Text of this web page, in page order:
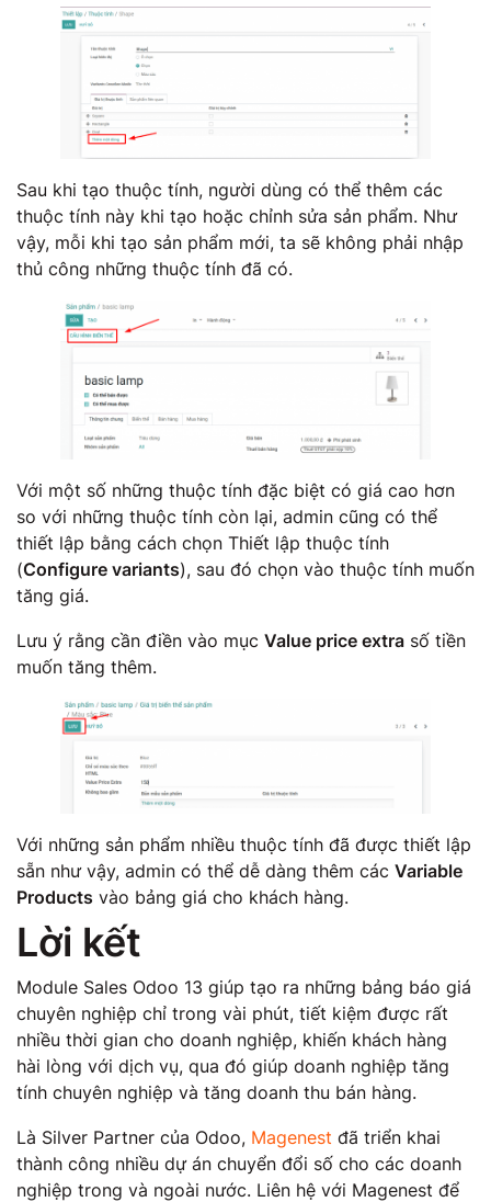
Sau khi tạo thuộc tính, người dùng có thể thêm các
thuộc tính này khi tạo hoặc chỉnh sửa sản phẩm. Như
vậy, mỗi khi tạo sản phẩm mới, ta sẽ không phải nhập
thủ công những thuộc tính đã có.
Với một số những thuộc tính đặc biệt có giá cao hơn
so với những thuộc tính còn lại, admin cũng có thể
thiết lập bằng cách chọn Thiết lập thuộc tính
(Configure variants), sau đó chọn vào thuộc tính muốn
tăng giá.
Lưu ý rằng cần điền vào mục Value price extra số tiền
muốn tăng thêm.
Với những sản phẩm nhiều thuộc tính đã được thiết lập
sẵn như vậy, admin có thể dễ dàng thêm các Variable
Products vào bảng giá cho khách hàng.
Lời kết
Module Sales Odoo 13 giúp tạo ra những bảng báo giá
chuyên nghiệp chỉ trong vài phút, tiết kiệm được rất
nhiều thời gian cho doanh nghiệp, khiến khách hàng
hài lòng với dịch vụ, qua đó giúp doanh nghiệp tăng
tính chuyên nghiệp và tăng doanh thu bán hàng.
Là Silver Partner của Odoo, Magenest đã triển khai
thành công nhiều dự án chuyển đổi số cho các doanh
nghiệp trong và ngoài nước. Liên hệ với Magenest để